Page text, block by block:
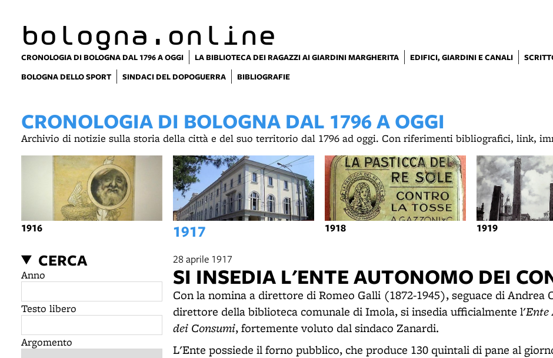
bologna.online
CRONOLOGIA DI BOLOGNA DAL 1796 A OGGI LA BIBLIOTECA DEI RAGAZZI AI GIARDINI MARGHERITA EDIFICI, GIARDINI E CANALI
BOLOGNA DELLO SPORT
SINDACI DEL DOPOGUERRA BIBLIOGRAFIE
CRONOLOGIA DI BOLOGNA DAL 1796 A OGGI
Archivio di notizie sulla storia della città e del suo territorio dal 1796 ad oggi. Con riferimenti bibliografici, link,
1916 1917 1918 1919
CERCA
Anno
Testo libero
Argomento
28 aprile 1917
SI INSEDIA L'ENTE AUTONOMO DEI
Con la nomina a direttore di Romeo Galli (1872-1945), seguace di Andrea
direttore della biblioteca comunale di Imola, si insedia ufficialmente l'Ente
dei Consumi, fortemente voluto dal sindaco Zanardi.
L'Ente possiede il forno pubblico, che produce 130 quintali di pane al